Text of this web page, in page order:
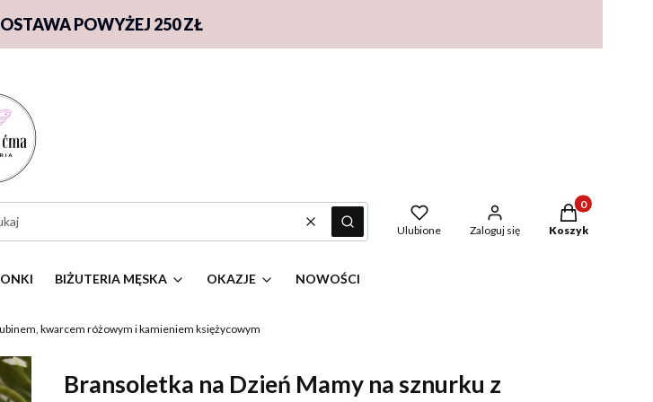
POWYŻEJ 250 ZŁ
WyczyśćSzukaj Ulubione Zaloguj się
Produkty w
Koszyk
BIŻUTERIA MĘSKA OKAZJE NOWOŚCI
kwarcem różowym i kamieniem księżycowym
Bransoletka na Dzień Mamy na sznurku z